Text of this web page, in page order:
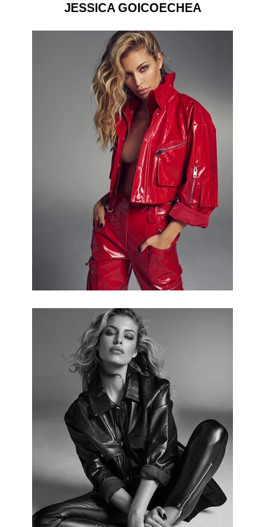
JESSICA GOICOECHEA